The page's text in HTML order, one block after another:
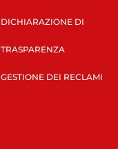
DICHIARAZIONE DI
TRASPARENZA
GESTIONE DEI RECLAMI